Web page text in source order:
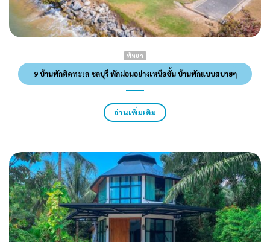
พัทยา
9 บ้านพักติดทะเล ชลบุรี พักผ่อนอย่างเหนือชั้น บ้านพักแบบสบายๆ
อ่านเพิ่มเติม